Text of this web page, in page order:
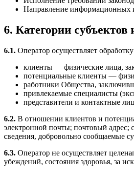
Направление информационных
6. Категории
6.1. Оператор осуществляет
клиенты — физические лица,
потенциальные клиенты —
работники Общества,
привлекаемые специалисты
представители и контактные
6.2. В отношении клиентов и
электронной почты; почтовый адрес;
сведения, добровольно сообщаемые
6.3. Оператор не осуществляет
убеждений, состояния здоровья, за